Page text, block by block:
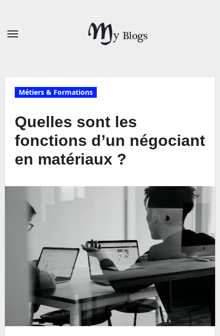
Métiers & Formations
Quelles sont les
fonctions d’un négociant
en matériaux ?